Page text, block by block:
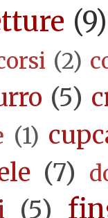
(9)
(2)
(5)
(1)
(7)
(5)